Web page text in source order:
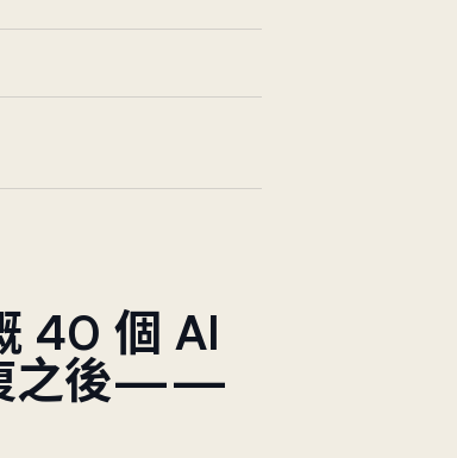
40 個 AI
之後——